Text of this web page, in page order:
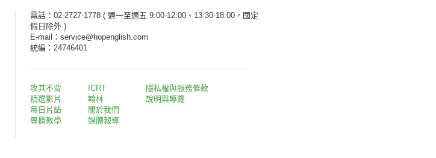
電話：02-2727-1778 ( 週一至週五 9:00-12:00、13:30-18:00，國定
假日除外 )
E-mail：service@hopenglish.com
統編：24746401
攻其不背
精選影片
每日片語
專欄教學
ICRT
翰林
關於我們
媒體報導
隱私權與服務條款
說明與導覽